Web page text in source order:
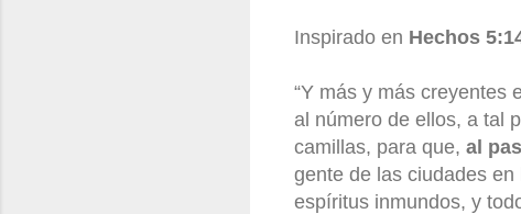
Inspirado en Hechos
“Y más y más creyentes
al número de ellos, a tal
camillas, para que, al
gente de las ciudades
espíritus inmundos, y